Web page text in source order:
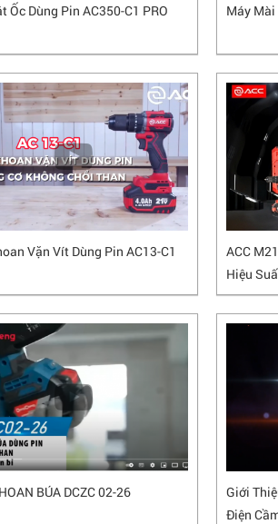
Ốc Dùng Pin AC350-C1 PRO Máy Mài
Vặn Vít Dùng Pin AC13-C1
ACC
Hiệu
BÚA DCZC 02-26
Giới
Điện